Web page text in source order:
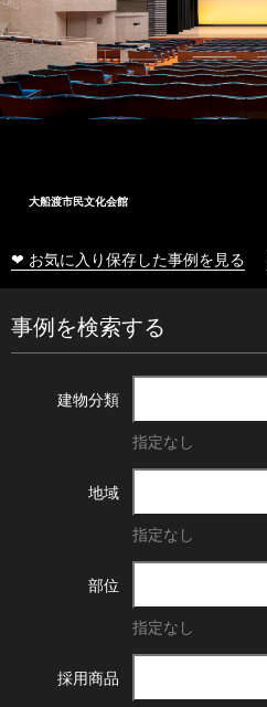
大船渡市民文化会館
❤ お気に入り保存した事例を見る
事例を検索する
建物分類
指定なし
地域
指定なし
部位
指定なし
採用商品